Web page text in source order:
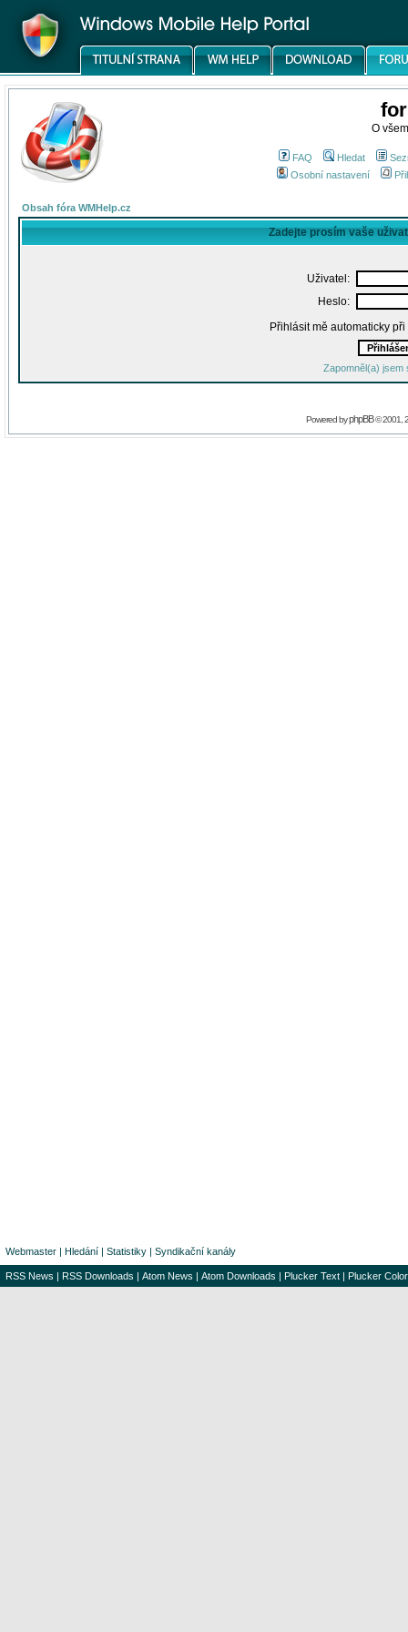
O
FAQ Hledat
Osobní nastavení
Obsah fóra WMHelp.cz
Zadejte prosím vaše
Uživatel:
Heslo:
Přihlásit mě automaticky
Zapomněl(a) jsem
Powered byphpBB© 2001,
Webmaster | Hledání | Statistiky | Syndikační kanály
RSS News | RSS Downloads | Atom News | Atom Downloads | Plucker Text | Plucker Color